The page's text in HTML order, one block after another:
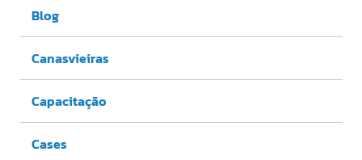
Blog
Canasvieiras
Capacitação
Cases